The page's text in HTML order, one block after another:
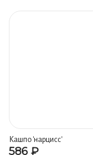
Кашпо 'нарцисс'
586 ₽